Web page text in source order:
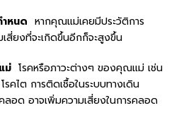
หนด หากคุณแม่เคยมีประวัติการ
ยงที่จะเกิดขึ้นอีกก็จะสูงขึ้น
ม่ โรคหรือภาวะต่างๆ ของคุณแม่ เช่น
คไต การติดเชื้อในระบบทางเดิน
ลอด อาจเพิ่มความเสี่ยงในการคลอด